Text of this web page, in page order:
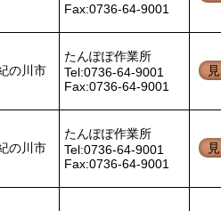
Fax:0736-64-9001
の川市
たんぽぽ作業所
Tel:0736-64-9001
Fax:0736-64-9001
の川市
たんぽぽ作業所
Tel:0736-64-9001
Fax:0736-64-9001